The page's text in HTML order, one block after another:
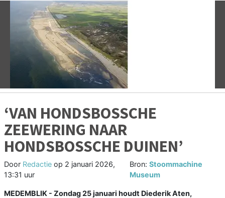
‘VAN HONDSBOSSCHE
ZEEWERING NAAR
HONDSBOSSCHE DUINEN’
Door Redactie op 2 januari 2026,
13:31 uur
Bron: Stoommachine
Museum
MEDEMBLIK - Zondag 25 januari houdt Diederik Aten,